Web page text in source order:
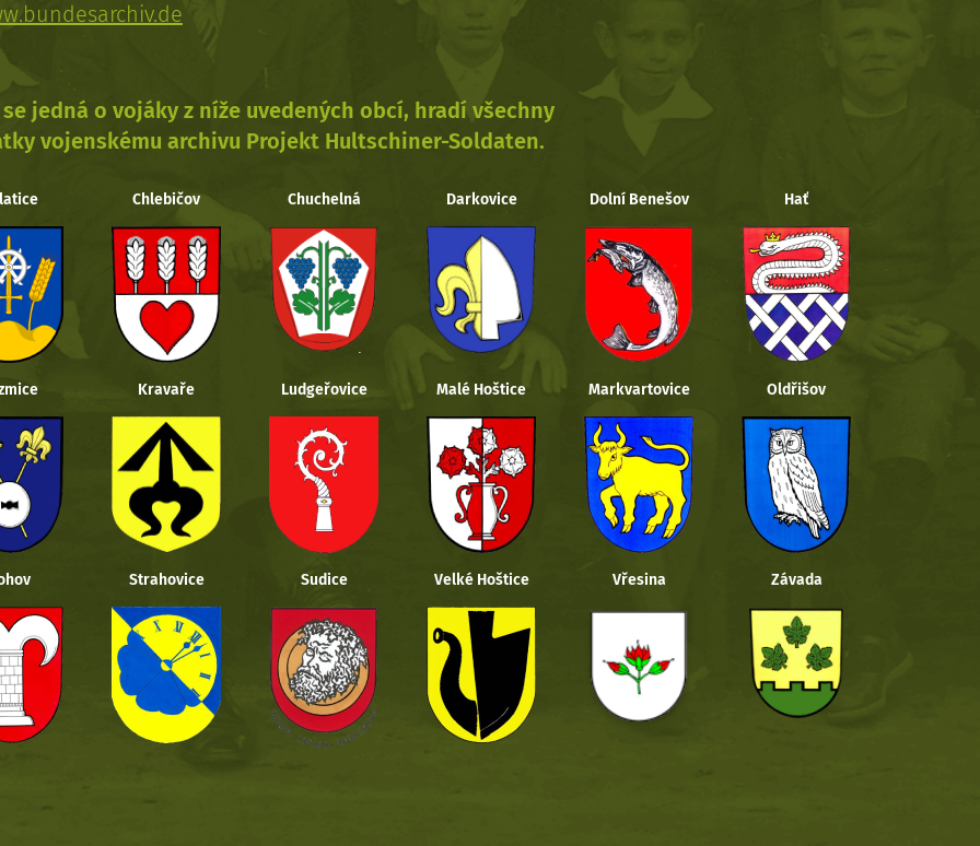
se jedná o vojáky z níže uvedených obcí, hradí všechny
vojenskému archivu Projekt Hultschiner-Soldaten.
Chlebičov Chuchelná Darkovice Dolní Benešov Hať
Kravaře Ludgeřovice Malé Hoštice Markvartovice Oldřišov
Strahovice Sudice Velké Hoštice Vřesina Závada